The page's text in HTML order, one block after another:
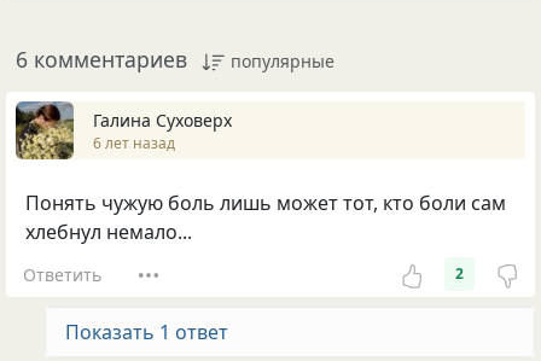
6 комментариев популярные
Галина Суховерх
6 лет назад
Понять чужую боль лишь может тот, кто боли сам
хлебнул немало...
Ответить 2
Показать 1 ответ